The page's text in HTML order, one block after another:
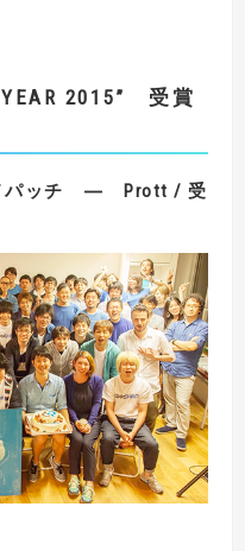
YEAR 2015” 受賞
パッチ ― Prott / 受